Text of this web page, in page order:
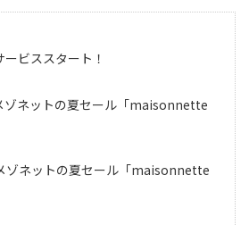
ビススタート！
ゾネットの夏セール「maisonnette
ゾネットの夏セール「maisonnette